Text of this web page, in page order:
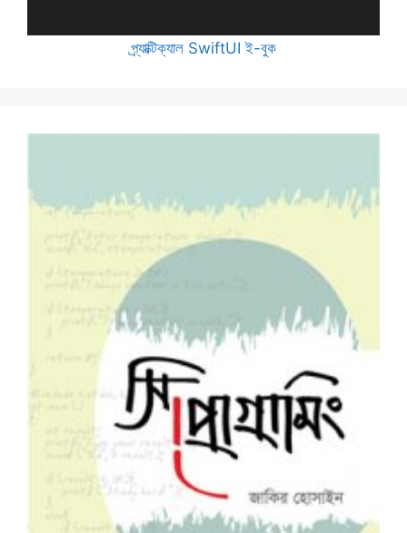
প্র্যাক্টিক্যাল SwiftUI ই-বুক